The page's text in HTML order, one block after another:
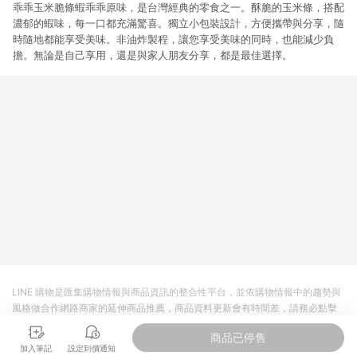
乖乖玉米脆條蝦乖乖原味，是台灣經典的零食之一。酥脆的玉米條，搭配
濃郁的蝦味，每一口都充滿驚喜。獨立小包裝設計，方便攜帶與分享，隨
時隨地都能享受美味。非油炸製程，讓您享受美味的同時，也能減少負
擔。無論是自己享用，還是與家人朋友分享，都是最佳選擇。
加入筆記 設定到價通知
商品已停售
LINE 購物是匯集購物情報與商品資訊的整合性平台，並依購物情報中的趨勢與
風格做合作網路商家的延伸商品推薦，商品資料更新會有時間差，請務必點擊
商品至各合作網路商家，確認現售價與購物條件，一切資訊以合作廠商網頁為
準。